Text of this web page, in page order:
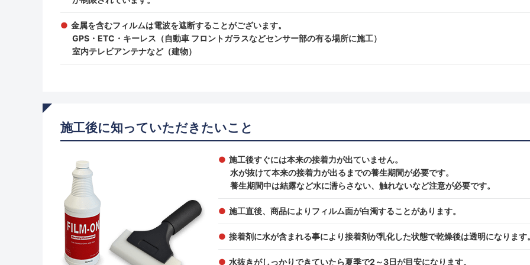
金属を含むフィルムは電波を遮断することがございます。
GPS・ETC・キーレス（自動車 フロントガラスなどセンサー部の有る場所に施工）
室内テレビアンテナなど（建物）
施工後に知っていただきたいこと
施工後すぐには本来の接着力が出ていません。
水が抜けて本来の接着力が出るまでの養生期間が必要です。
養生期間中は結露など水に濡らさない、触れないなど注意が必要です。
施工直後、商品によりフィルム面が白濁することがあります。
接着剤に水が含まれる事により接着剤が乳化した状態で乾燥後は透明になります
水抜きがしっかりできていたら夏季で2～3日が目安になります。